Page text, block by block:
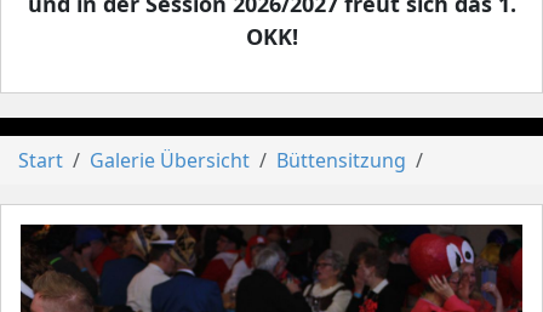
OKK!
Start Galerie Übersicht Büttensitzung